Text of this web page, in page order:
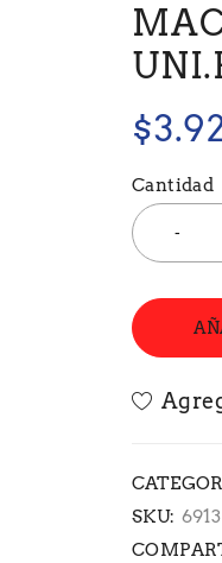
$
Cantidad
SKU: 6913